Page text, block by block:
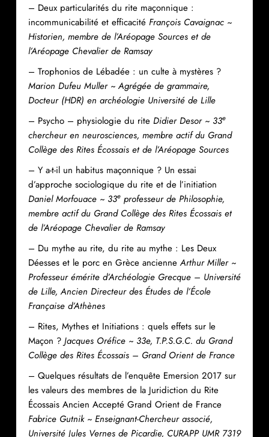
– Deux particularités du rite maçonnique :
incommunicabilité et efficacité François Cavaignac ~
Historien, membre de l’Aréopage Sources et de
l’Aréopage Chevalier de Ramsay
– Trophonios de Lébadée : un culte à mystères ?
Marion Dufeu Muller ~ Agrégée de grammaire,
Docteur (HDR) en archéologie Université de Lille
– Psycho – physiologie du riteDidier Desor ~ 33e
chercheur en neurosciences, membre actif du Grand
Collège des Rites Écossais et de l’Aréopage Sources
– Y a-t-il un habitus maçonnique ? Un essai
d’approche sociologique du rite et de l’initiation
Daniel Morfouace ~ 33eprofesseur de Philosophie,
membre actif du Grand Collège des Rites Écossais et
de l’Aréopage Chevalier de Ramsay
– Du mythe au rite, du rite au mythe : Les Deux
Déesses et le porc en Grèce ancienneArthur Miller ~
Professeur émérite d’Archéologie Grecque – Université
de Lille, Ancien Directeur des Études de l’École
Française d’Athènes
– Rites, Mythes et Initiations : quels effets sur le
Maçon ?Jacques Oréfice ~ 33e, T.P.S.G.C. du Grand
Collège des Rites Écossais – Grand Orient de France
– Quelques résultats de l’enquête Emersion 2017 sur
les valeurs des membres de la Juridiction du Rite
Écossais Ancien Accepté Grand Orient de France
Fabrice Gutnik ~ Enseignant-Chercheur associé,
Université Jules Vernes de Picardie, CURAPP UMR 7319